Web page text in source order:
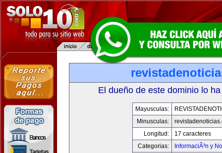
El dueño de este dominio lo
Mayusculas:
Minusculas:
Longitud:
17 caracteres
Categorias:
InformaciÃ³n y